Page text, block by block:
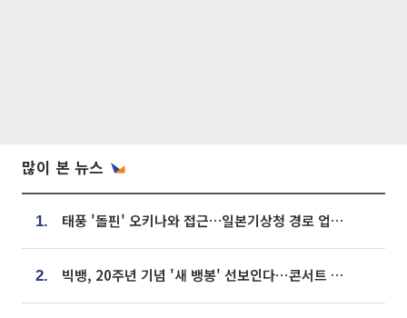
많이 본 뉴스
1. 태풍 '돌핀' 오키나와 접근…일본기상청 경로 업데이트
2. 빅뱅, 20주년 기념 '새 뱅봉' 선보인다⋯콘서트 앞두고 팝업 개최